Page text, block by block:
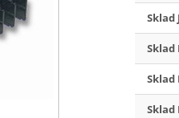
Sklad
Sklad
Sklad
Sklad